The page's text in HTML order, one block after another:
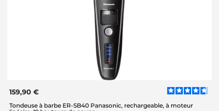
159,90 €
Tondeuse à barbe ER-SB40 Panasonic, rechargeable, à moteur